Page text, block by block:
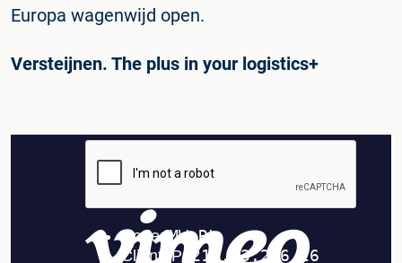
Europa wagenwijd open.
Versteijnen. The plus in your logistics+